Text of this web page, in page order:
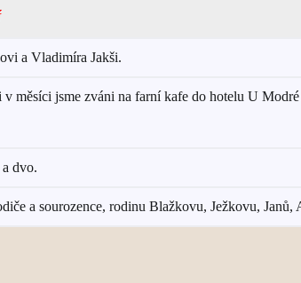
a Vladimíra Jakši.
měsíci jsme zváni na farní kafe do hotelu U
dvo.
a sourozence, rodinu Blažkovu, Ježkovu,